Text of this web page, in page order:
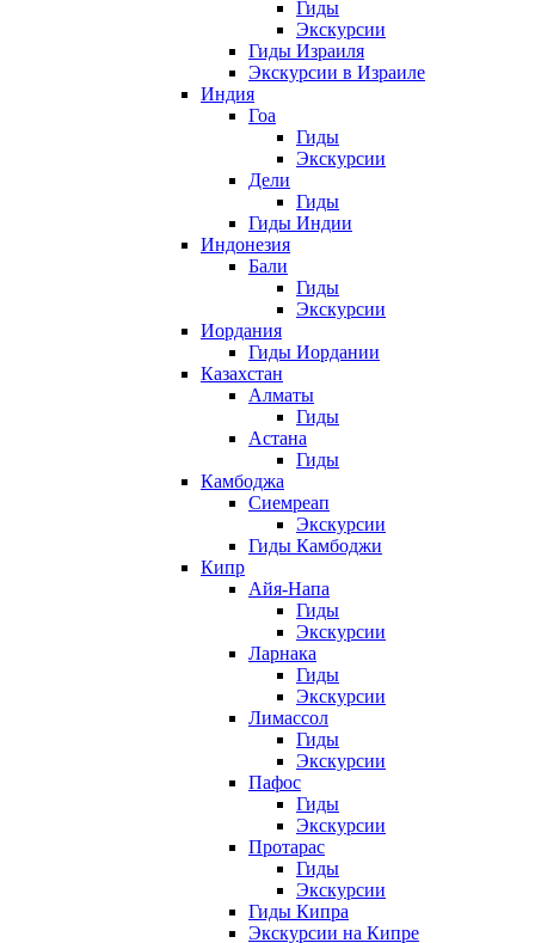
Гиды
Экскурсии
Гиды Израиля
Экскурсии в Израиле
Индия
Гоа
Гиды
Экскурсии
Дели
Гиды
Гиды Индии
Индонезия
Бали
Гиды
Экскурсии
Иордания
Гиды Иордании
Казахстан
Алматы
Гиды
Астана
Гиды
Камбоджа
Сиемреап
Экскурсии
Гиды Камбоджи
Кипр
Айя-Напа
Гиды
Экскурсии
Ларнака
Гиды
Экскурсии
Лимассол
Гиды
Экскурсии
Пафос
Гиды
Экскурсии
Протарас
Гиды
Экскурсии
Гиды Кипра
Экскурсии на Кипре